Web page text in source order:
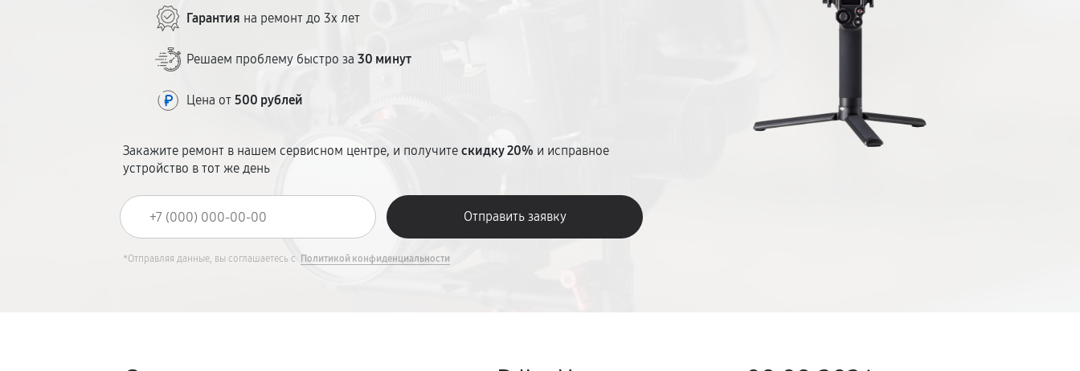
Гарантия на ремонт до 3х лет
Решаем проблему быстро за30 минут
Цена от500 рублей
Закажите ремонт в нашем сервисном центре, и получитескидку 20% и исправное
устройство в тот же день
*Отправляя данные, вы соглашаетесь с Политикой конфиденциальности